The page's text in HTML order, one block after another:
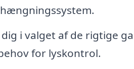
dig i valget af de rigtige
for lyskontrol.